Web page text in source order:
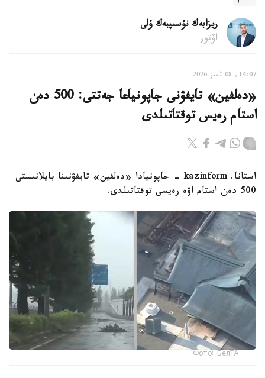
ريزابەك نۇسىپبەك ۇلى
اۆتور
14:07, 08 تامىز 2026
«دەلفين» تايفۋنى جاپونياعا جەتتى: 500 دەن
استام رەيس توقتاتىلدى
استانا. kazinform - جاپونيادا «دەلفين» تايفۋنىنا بايلانىستى
500 دەن استام اۋە رەيسى توقتاتىلدى.
Фото: БелТА